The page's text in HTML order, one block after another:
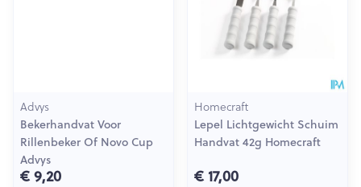
Advys
Bekerhandvat Voor
Rillenbeker Of Novo Cup
Advys
€ 9,20
Homecraft
Lepel Lichtgewicht Schuim
Handvat 42g Homecraft
€ 17,00